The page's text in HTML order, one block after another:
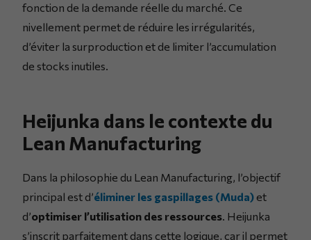
fonction de la demande réelle du marché. Ce
nivellement permet de réduire les irrégularités,
d’éviter la surproduction et de limiter l’accumulation
de stocks inutiles.
Heijunka dans le contexte du
Lean Manufacturing
Dans la philosophie du Lean Manufacturing, l’objectif
principal est d’éliminer les gaspillages (Muda) et
d’optimiser l’utilisation des ressources . Heijunka
s’inscrit parfaitement dans cette logique, car il permet